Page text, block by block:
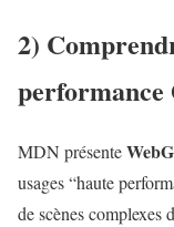
2)
MDN présente
usages “haute
de scènes complexes